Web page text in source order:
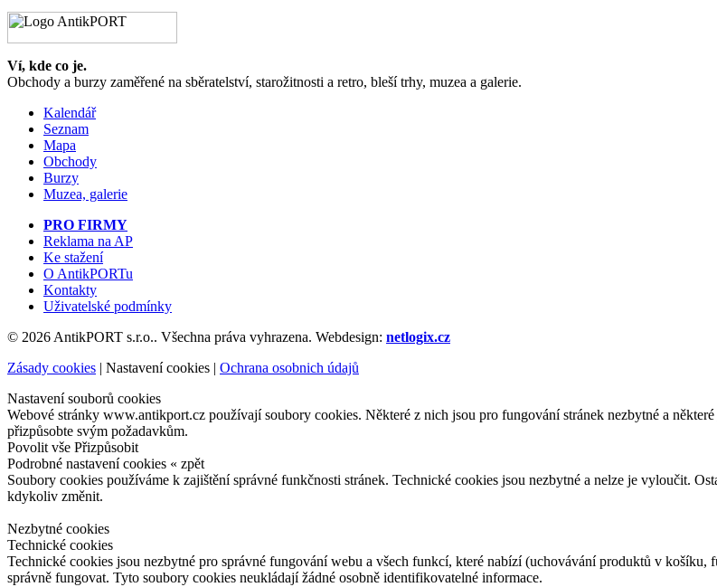
Ví, kde co je.
Obchody a burzy zaměřené na sběratelství, starožitnosti a retro, bleší trhy, muzea a galerie.
Kalendář
Seznam
Mapa
Obchody
Burzy
Muzea, galerie
PRO FIRMY
Reklama na AP
Ke stažení
O AntikPORTu
Kontakty
Uživatelské podmínky
© 2026 AntikPORT s.r.o.. Všechna práva vyhrazena. Webdesign: netlogix.cz
Zásady cookies | Nastavení cookies | Ochrana osobnich údajů
Nastavení souborů cookies
Webové stránky www.antikport.cz používají soubory cookies. Některé z nich jsou pro fungování stránek nezbytné a
přizpůsobte svým požadavkům.
Povolit vše Přizpůsobit
Podrobné nastavení cookies « zpět
Soubory cookies používáme k zajištění správné funkčnosti stránek. Technické cookies jsou nezbytné a nelze je vyloučit.
kdykoliv změnit.
Nezbytné cookies
Technické cookies
Technické cookies jsou nezbytné pro správné fungování webu a všech funkcí, které nabízí (uchovávání produktů v
správně fungovat. Tyto soubory cookies neukládají žádné osobně identifikovatelné informace.